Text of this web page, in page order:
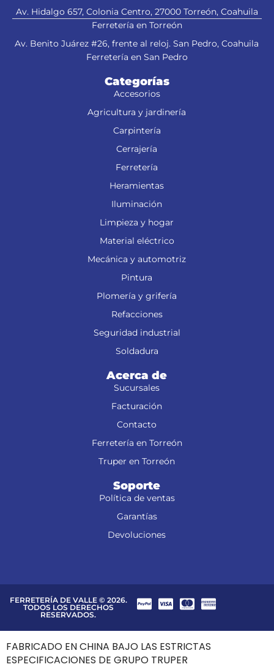
Av. Hidalgo 657, Colonia Centro, 27000 Torreón, Coahuila
Ferretería en Torreón
Av. Benito Juárez #26, frente al reloj. San Pedro, Coahuila
Ferretería en San Pedro
Categorías
Accesorios
Agricultura y jardinería
Carpintería
Cerrajería
Ferretería
Heramientas
Iluminación
Limpieza y hogar
Material eléctrico
Mecánica y automotriz
Pintura
Plomería y grifería
Refacciones
Seguridad industrial
Soldadura
Acerca de
Sucursales
Facturación
Contacto
Ferretería en Torreón
Truper en Torreón
Soporte
Política de ventas
Garantías
Devoluciones
FERRETERÍA DE VALLE © 2026.
TODOS LOS DERECHOS
RESERVADOS.
FABRICADO EN CHINA BAJO LAS ESTRICTAS
ESPECIFICACIONES DE GRUPO TRUPER